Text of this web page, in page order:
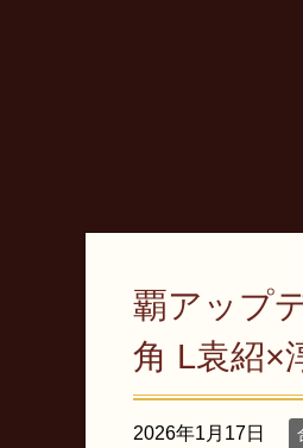
覇アップ
角 L袁紹×
2026年1月17日